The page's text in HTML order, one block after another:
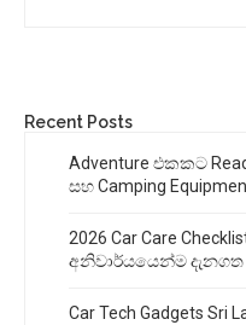
Recent Posts
Adventure එකකට
සහ Camping
2026 Car Care
අනිවාර්යයෙන්ම
Car Tech Gadgets Sri